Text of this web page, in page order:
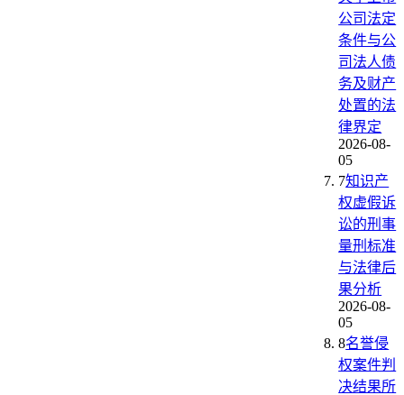
公司法定
条件与公
司法人债
务及财产
处置的法
律界定
2026-08-
05
7知识产
权虚假诉
讼的刑事
量刑标准
与法律后
果分析
2026-08-
05
8名誉侵
权案件判
决结果所